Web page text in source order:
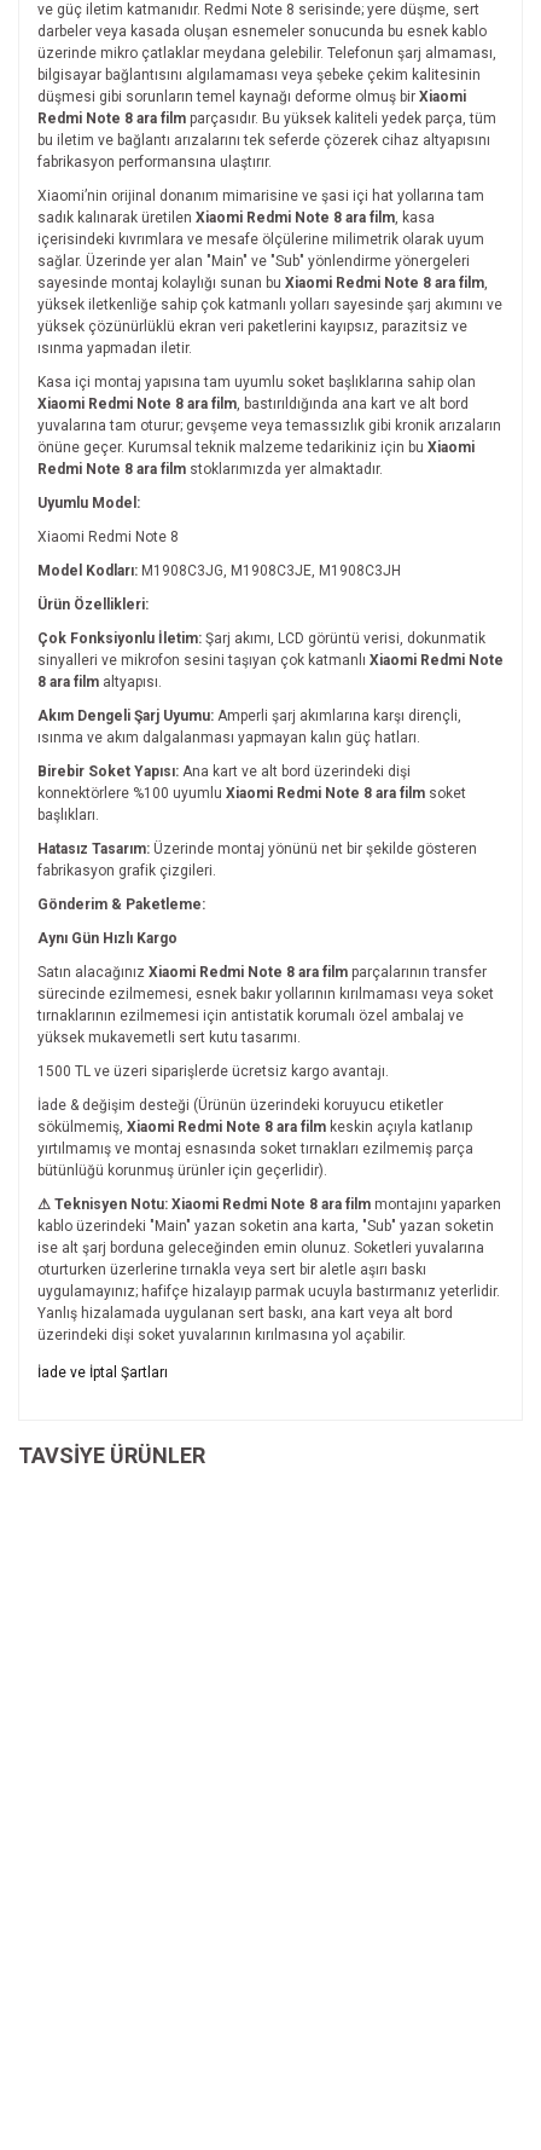
ve güç iletim katmanıdır. Redmi Note 8 serisinde; yere düşme, sert
darbeler veya kasada oluşan esnemeler sonucunda bu esnek kablo
üzerinde mikro çatlaklar meydana gelebilir. Telefonun şarj almaması,
bilgisayar bağlantısını algılamaması veya şebeke çekim kalitesinin
düşmesi gibi sorunların temel kaynağı deforme olmuş bir Xiaomi
Redmi Note 8 ara film parçasıdır. Bu yüksek kaliteli yedek parça, tüm
bu iletim ve bağlantı arızalarını tek seferde çözerek cihaz altyapısını
fabrikasyon performansına ulaştırır.
Xiaomi’nin orijinal donanım mimarisine ve şasi içi hat yollarına tam
sadık kalınarak üretilen Xiaomi Redmi Note 8 ara film, kasa
içerisindeki kıvrımlara ve mesafe ölçülerine milimetrik olarak uyum
sağlar. Üzerinde yer alan "Main" ve "Sub" yönlendirme yönergeleri
sayesinde montaj kolaylığı sunan bu Xiaomi Redmi Note 8 ara film,
yüksek iletkenliğe sahip çok katmanlı yolları sayesinde şarj akımını ve
yüksek çözünürlüklü ekran veri paketlerini kayıpsız, parazitsiz ve
ısınma yapmadan iletir.
Kasa içi montaj yapısına tam uyumlu soket başlıklarına sahip olan
Xiaomi Redmi Note 8 ara film, bastırıldığında ana kart ve alt bord
yuvalarına tam oturur; gevşeme veya temassızlık gibi kronik arızaların
önüne geçer. Kurumsal teknik malzeme tedarikiniz için bu Xiaomi
Redmi Note 8 ara film stoklarımızda yer almaktadır.
Uyumlu Model:
Xiaomi Redmi Note 8
Model Kodları: M1908C3JG, M1908C3JE, M1908C3JH
Ürün Özellikleri:
Çok Fonksiyonlu İletim: Şarj akımı, LCD görüntü verisi, dokunmatik
sinyalleri ve mikrofon sesini taşıyan çok katmanlı Xiaomi Redmi Note
8 ara film altyapısı.
Akım Dengeli Şarj Uyumu: Amperli şarj akımlarına karşı dirençli,
ısınma ve akım dalgalanması yapmayan kalın güç hatları.
Birebir Soket Yapısı: Ana kart ve alt bord üzerindeki dişi
konnektörlere %100 uyumlu Xiaomi Redmi Note 8 ara film soket
başlıkları.
Hatasız Tasarım: Üzerinde montaj yönünü net bir şekilde gösteren
fabrikasyon grafik çizgileri.
Gönderim & Paketleme:
Aynı Gün Hızlı Kargo
Satın alacağınız Xiaomi Redmi Note 8 ara film parçalarının transfer
sürecinde ezilmemesi, esnek bakır yollarının kırılmaması veya soket
tırnaklarının ezilmemesi için antistatik korumalı özel ambalaj ve
yüksek mukavemetli sert kutu tasarımı.
1500 TL ve üzeri siparişlerde ücretsiz kargo avantajı.
İade & değişim desteği (Ürünün üzerindeki koruyucu etiketler
sökülmemiş, Xiaomi Redmi Note 8 ara film keskin açıyla katlanıp
yırtılmamış ve montaj esnasında soket tırnakları ezilmemiş parça
bütünlüğü korunmuş ürünler için geçerlidir).
⚠ Teknisyen Notu: Xiaomi Redmi Note 8 ara film montajını yaparken
kablo üzerindeki "Main" yazan soketin ana karta, "Sub" yazan soketin
ise alt şarj borduna geleceğinden emin olunuz. Soketleri yuvalarına
oturturken üzerlerine tırnakla veya sert bir aletle aşırı baskı
uygulamayınız; hafifçe hizalayıp parmak ucuyla bastırmanız yeterlidir.
Yanlış hizalamada uygulanan sert baskı, ana kart veya alt bord
üzerindeki dişi soket yuvalarının kırılmasına yol açabilir.
Bu ürünün fiyat bilgisi, resim, ürün açıklamalarında ve diğer
Görüş ve önerileriniz için teşekkür ederiz.
İade ve İptal Şartları
TAVSİYE ÜRÜNLER